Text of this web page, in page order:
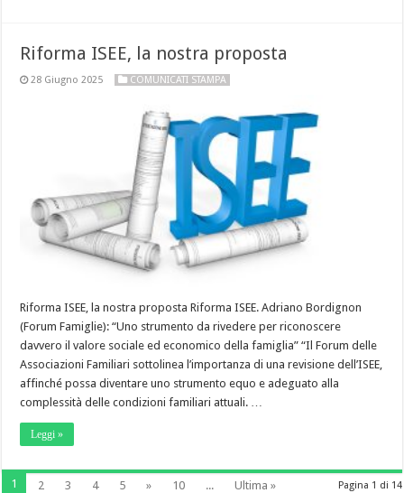
Riforma ISEE, la nostra proposta
28 Giugno 2025 COMUNICATI STAMPA
Riforma ISEE, la nostra proposta Riforma ISEE. Adriano Bordignon
(Forum Famiglie): “Uno strumento da rivedere per riconoscere
davvero il valore sociale ed economico della famiglia” “Il Forum delle
Associazioni Familiari sottolinea l’importanza di una revisione dell’ISEE,
affinché possa diventare uno strumento equo e adeguato alla
complessità delle condizioni familiari attuali. …
Leggi »
Pagina 1 di 14
1 2 3 4 5 » 10 ... Ultima »